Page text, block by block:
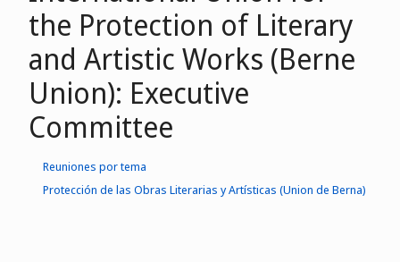
the Protection of Literary
and Artistic Works (Berne
Union): Executive
Committee
Reuniones por tema
Protección de las Obras Literarias y Artísticas (Union de Berna)